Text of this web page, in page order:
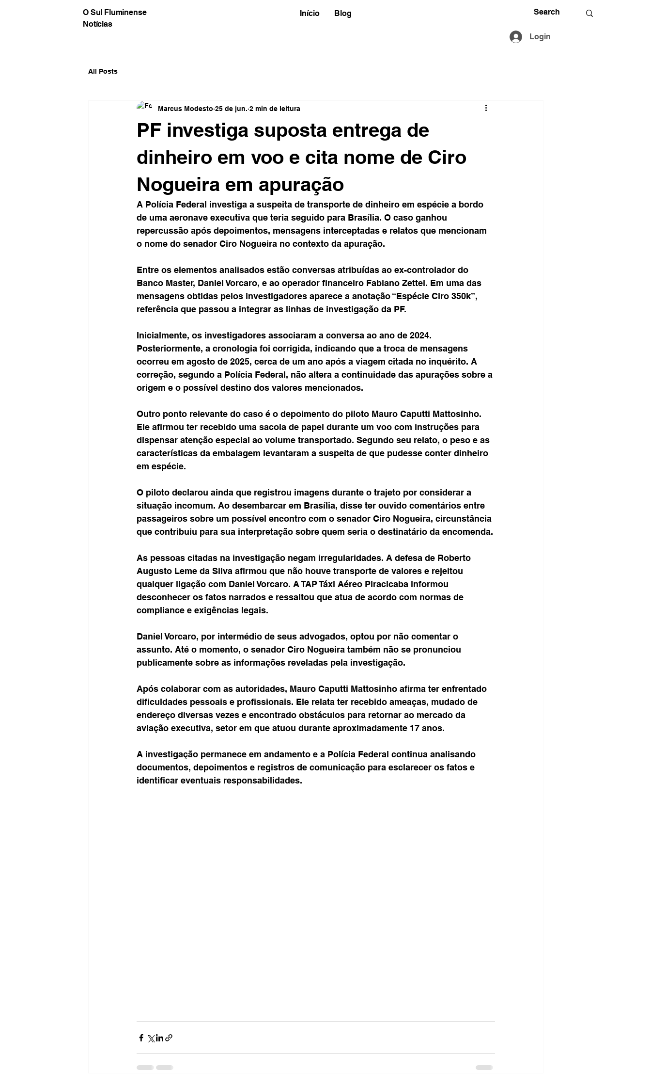
O Sul Fluminense
Notícias
Início Blog
Login
All Posts
PF investiga suposta entrega de
dinheiro em voo e cita nome de Ciro
Nogueira em apuração
Marcus Modesto 25 de jun. 2 min de leitura
A Polícia Federal investiga a suspeita de transporte de dinheiro em espécie a bordo
de uma aeronave executiva que teria seguido para Brasília. O caso ganhou
repercussão após depoimentos, mensagens interceptadas e relatos que mencionam
o nome do senador Ciro Nogueira no contexto da apuração.
Entre os elementos analisados estão conversas atribuídas ao ex-controlador do
Banco Master, Daniel Vorcaro, e ao operador financeiro Fabiano Zettel. Em uma das
mensagens obtidas pelos investigadores aparece a anotação “Espécie Ciro 350k”,
referência que passou a integrar as linhas de investigação da PF.
Inicialmente, os investigadores associaram a conversa ao ano de 2024.
Posteriormente, a cronologia foi corrigida, indicando que a troca de mensagens
ocorreu em agosto de 2025, cerca de um ano após a viagem citada no inquérito. A
correção, segundo a Polícia Federal, não altera a continuidade das apurações sobre a
origem e o possível destino dos valores mencionados.
Outro ponto relevante do caso é o depoimento do piloto Mauro Caputti Mattosinho.
Ele afirmou ter recebido uma sacola de papel durante um voo com instruções para
dispensar atenção especial ao volume transportado. Segundo seu relato, o peso e as
características da embalagem levantaram a suspeita de que pudesse conter dinheiro
em espécie.
O piloto declarou ainda que registrou imagens durante o trajeto por considerar a
situação incomum. Ao desembarcar em Brasília, disse ter ouvido comentários entre
passageiros sobre um possível encontro com o senador Ciro Nogueira, circunstância
que contribuiu para sua interpretação sobre quem seria o destinatário da encomenda.
As pessoas citadas na investigação negam irregularidades. A defesa de Roberto
Augusto Leme da Silva afirmou que não houve transporte de valores e rejeitou
qualquer ligação com Daniel Vorcaro. A TAP Táxi Aéreo Piracicaba informou
desconhecer os fatos narrados e ressaltou que atua de acordo com normas de
compliance e exigências legais.
Daniel Vorcaro, por intermédio de seus advogados, optou por não comentar o
assunto. Até o momento, o senador Ciro Nogueira também não se pronunciou
publicamente sobre as informações reveladas pela investigação.
Após colaborar com as autoridades, Mauro Caputti Mattosinho afirma ter enfrentado
dificuldades pessoais e profissionais. Ele relata ter recebido ameaças, mudado de
endereço diversas vezes e encontrado obstáculos para retornar ao mercado da
aviação executiva, setor em que atuou durante aproximadamente 17 anos.
A investigação permanece em andamento e a Polícia Federal continua analisando
documentos, depoimentos e registros de comunicação para esclarecer os fatos e
identificar eventuais responsabilidades.